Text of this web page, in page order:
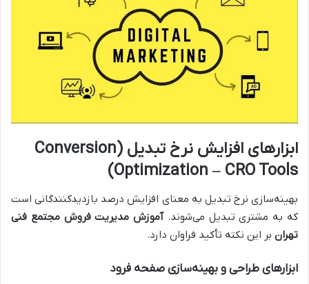
ابزارهای افزایش نرخ تبدیل (Conversion
Optimization – CRO Tools)
بهینه‌سازی نرخ تبدیل به معنای افزایش درصد بازدیدکنندگانی است
که به مشتری تبدیل می‌شوند.آموزش مدیریت فروش مجتمع فنی
تهران بر این نکته تأکید فراوان دارد.
ابزارهای طراحی و بهینه‌سازی صفحه فرود